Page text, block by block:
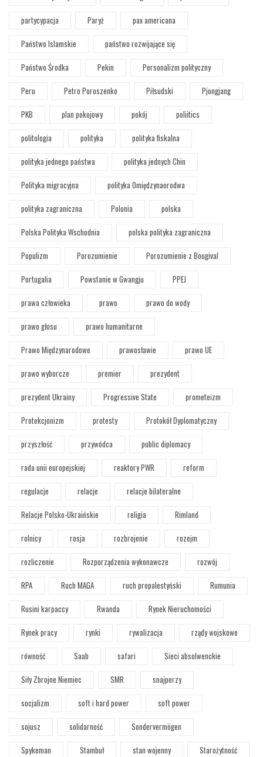
partycypacja
Paryż
pax americana
Państwo Islamskie
państwo rozwijające się
Państwo Środka
Pekin
Personalizm polityczny
Peru
Petro Poroszenko Piłsudski
Pjongjang
PKB
plan pokojowy pokój
poliitics
politologia
polityka
polityka fiskalna
polityka jednego państwa
polityka jednych Chin
Polityka migracyjna
polityka Omiędzynaorodwa
polityka zagraniczna
Polonia
polska
Polska Polityka Wschodnia
polska polityka zagraniczna
Populizm
Porozumienie
Porozumienie z Bougival
Portugalia
Powstanie w Gwangju
PPEJ
prawa człowieka
prawo
prawo do wody
prawo głosu
prawo humanitarne
Prawo Międzynarodowe
prawosławie
prawo UE
prawo wyborcze
premier
prezydent
prezydent Ukrainy
Progressive State
prometeizm
Protekcjonizm
protesty
Protokół Dyplomatyczny
przyszłość
przywódca
public diplomacy
rada unii europejskiej
reaktory PWR
reform
regulacje
relacje
relacje bilateralne
Relacje Polsko-Ukraińskie
religia
Rimland
rolnicy
rosja rozbrojenie
rozejm
rozliczenie
Rozporządzenia wykonawcze
rozwój
RPA
Ruch MAGA ruch propalestyński
Rumunia
Rusini karpaccy
Rwanda
Rynek Nieruchomości
Rynek pracy
rynki rywalizacja
rządy wojskowe
równość
Saab safari
Sieci absolwenckie
Siły Zbrojne Niemiec
SMR
snajperzy
socjalizm
soft i hard power
soft power
sojusz
solidarność
Sondervermögen
Spykeman
Stambuł stan wojenny
Starożytność